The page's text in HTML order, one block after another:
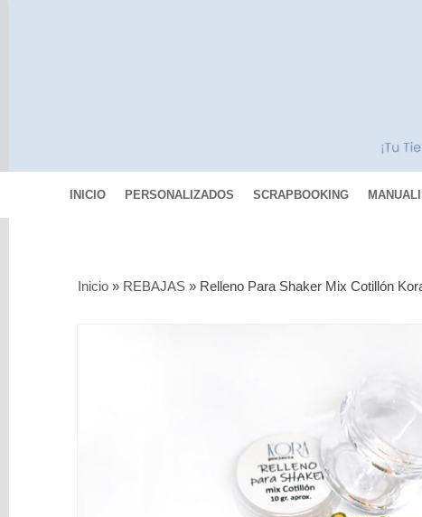
INICIO PERSONALIZADOS SCRAPBOOKING
Inicio » REBAJAS » Relleno Para Shaker Mix Cotillón